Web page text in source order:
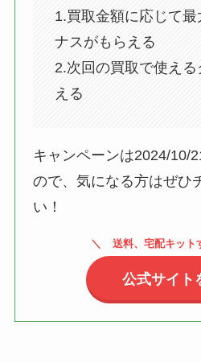
1.買取金額に応じて
ナスがもらえる
2.次回の買取で使え
える
キャンペーンは2024/10/
ので、気になる方はぜひ
い！
送料、宅配キット
公式サイト